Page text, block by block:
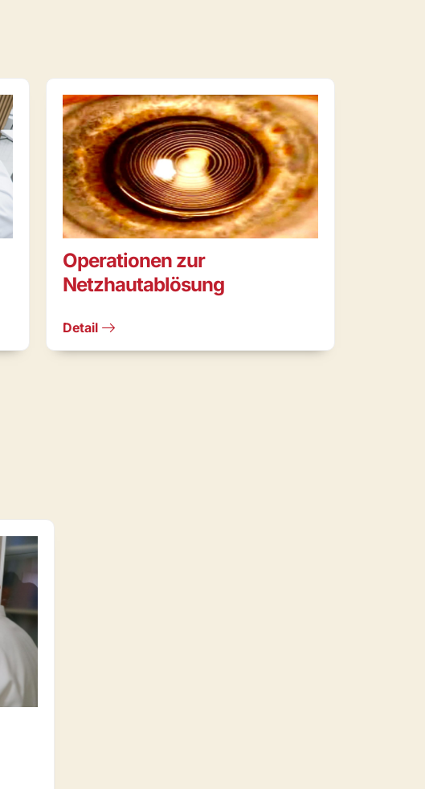
Operationen zur
Netzhautablösung
Detail